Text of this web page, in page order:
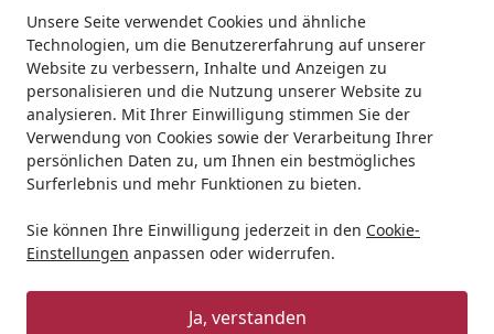
Unsere Seite verwendet Cookies und ähnliche
Technologien, um die Benutzererfahrung auf unserer
Website zu verbessern, Inhalte und Anzeigen zu
personalisieren und die Nutzung unserer Website zu
analysieren. Mit Ihrer Einwilligung stimmen Sie der
Verwendung von Cookies sowie der Verarbeitung Ihrer
persönlichen Daten zu, um Ihnen ein bestmögliches
Surferlebnis und mehr Funktionen zu bieten.
Sie können Ihre Einwilligung jederzeit in den Cookie-
Einstellungen anpassen oder widerrufen.
Ja, verstanden
Suchen
Startseite
Katze Nahrungsergänzung & Diätfutter Kattovit
Kattovit 185gx12 Feline Diet
Thyroid Huhn 185g
Katzennassfutter